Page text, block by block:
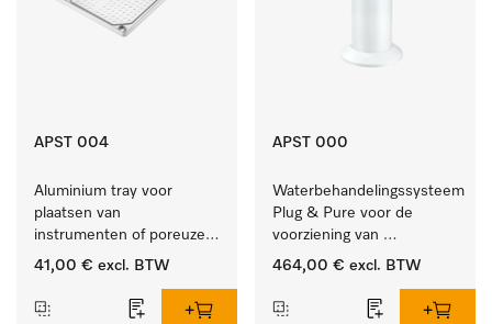
APST 004
Aluminium tray voor
plaatsen van
instrumenten of poreuze
goederen, groot.
41,00 € excl. BTW
APST 000
Waterbehandelingssysteem
Plug & Pure voor de
voorziening van
gedemineraliseerd water.
464,00 € excl. BTW